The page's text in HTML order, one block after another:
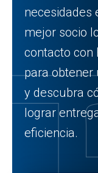
necesidades
mejor socio
contacto con
para obtener
y descubra
lograr
eficiencia.